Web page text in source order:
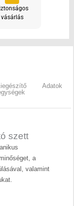
vásárlás
Adatok
szett
a
valamint